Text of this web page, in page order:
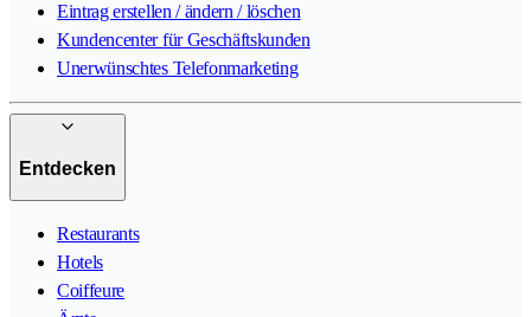
Eintrag erstellen / ändern / löschen
Kundencenter für Geschäftskunden
Unerwünschtes Telefonmarketing
Entdecken
Restaurants
Hotels
Coiffeure